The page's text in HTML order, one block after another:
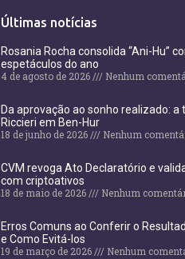
Últimas notícias
Rosania Rocha consolida “Ani-Hu”
espetáculos do ano
4 de agosto de 2026
Nenhum
Da aprovação ao sonho realizado: a
Riccieri em Ben-Hur
18 de junho de 2026
Nenhum
CVM revoga Ato Declaratório e
com criptoativos
18 de maio de 2026
Nenhum
Erros Comuns ao Conferir o
e Como Evitá-los
19 de março de 2026
Nenhum